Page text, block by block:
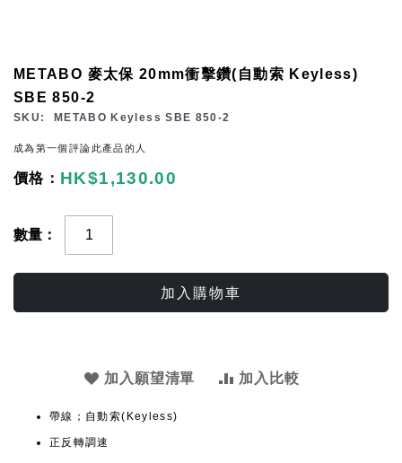
METABO 麥太保 20mm衝擊鑽(自動索 Keyless)
SBE 850-2
SKU METABO Keyless SBE 850-2
成為第一個評論此產品的人
HK$1,130.00
數量
加入購物車
加入願望清單 加入比較
帶線；自動索(Keyless)
正反轉調速
of
the
gallery